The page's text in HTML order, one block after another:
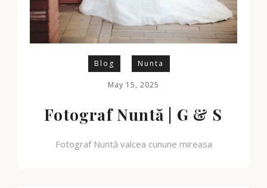
Blog Nunta
May 15, 2025
Fotograf Nuntă | G & S
Fotograf Nuntă valcea cunune mireasa